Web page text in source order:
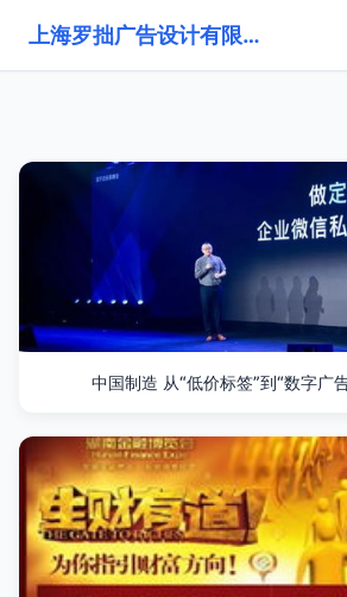
上海罗拙广告设计有限公司
中国制造 从“低价标签”到“数字广